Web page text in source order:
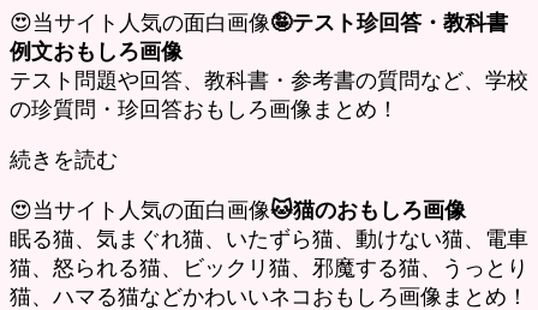
😍当サイト人気の面白画像🤪テスト珍回答・教科書
例文おもしろ画像
テスト問題や回答、教科書・参考書の質問など、学校
の珍質問・珍回答おもしろ画像まとめ！
続きを読む
😍当サイト人気の面白画像🐱猫のおもしろ画像
眠る猫、気まぐれ猫、いたずら猫、動けない猫、電車
猫、怒られる猫、ビックリ猫、邪魔する猫、うっとり
猫、ハマる猫などかわいいネコおもしろ画像まとめ！